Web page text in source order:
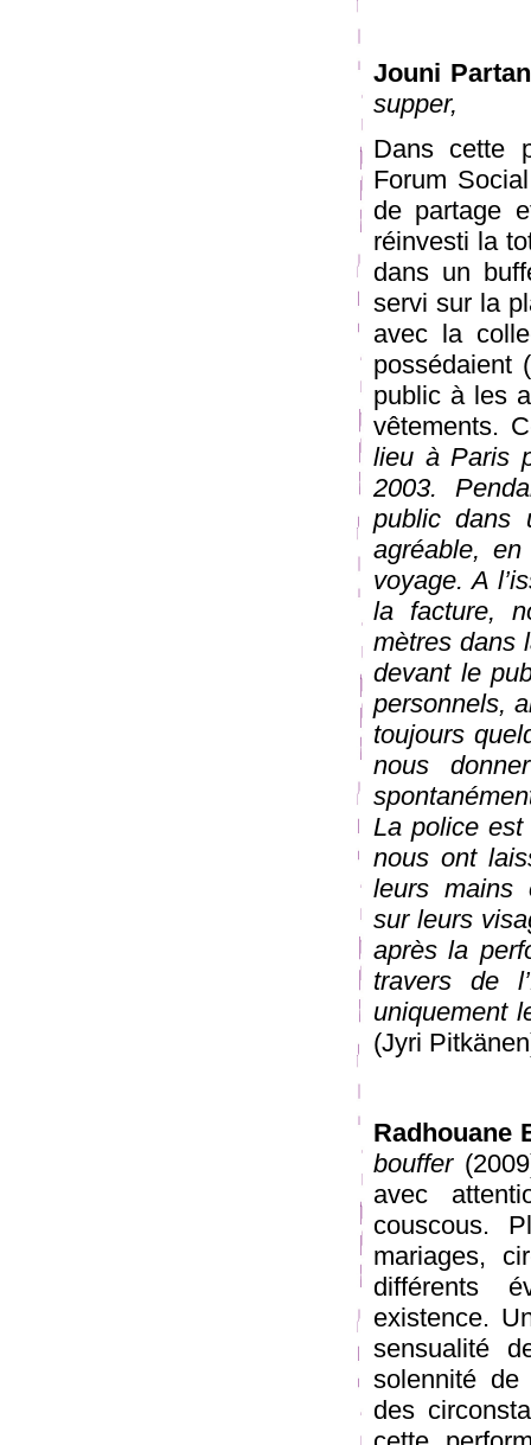
Jouni
supper,
Dans cette
Forum
de partage
réinvesti la
dans un
servi sur la
avec la
possédaient
public à les
vêtements.
lieu à Paris
2003.
public dans
agréable,
voyage. A
la facture,
mètres dans
devant le
personnels,
toujours
nous
La police
nous ont
leurs mains
sur leurs
après la
travers de
uniquement
(Jyri
Radhouane
bouffer
avec
couscous.
mariages,
différents
existence.
sensualité
solennité de
des